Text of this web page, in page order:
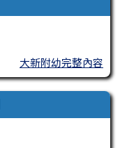
大新附幼完整內容